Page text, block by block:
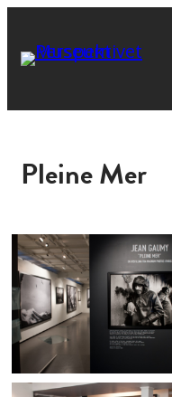
Pleine Mer